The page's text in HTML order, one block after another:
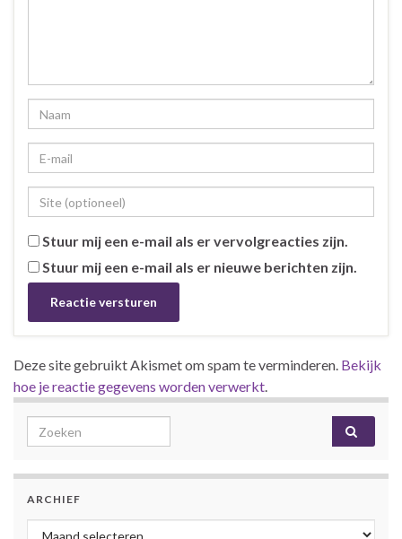
Stuur mij een e-mail als er vervolgreacties zijn.
Stuur mij een e-mail als er nieuwe berichten zijn.
Deze site gebruikt Akismet om spam te verminderen. Bekijk
hoe je reactie gegevens worden verwerkt.
Search for:
ARCHIEF
Archief